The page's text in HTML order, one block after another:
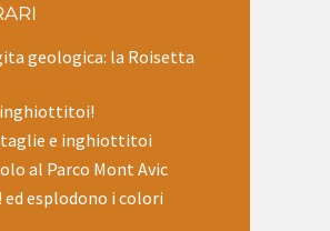
geologica: la Roisetta
inghiottitoi!
e inghiottitoi
al Parco Mont Avic
ed esplodono i colori